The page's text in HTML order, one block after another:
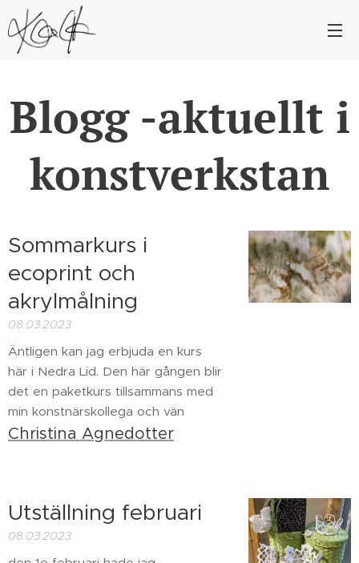
Blogg -aktuellt i
konstverkstan
Sommarkurs i
ecoprint och
akrylmålning
08.03.2023
Äntligen kan jag erbjuda en kurs
här i Nedra Lid. Den här gången blir
det en paketkurs tillsammans med
min konstnärskollega och vän
Christina Agnedotter
Utställning februari
08.03.2023